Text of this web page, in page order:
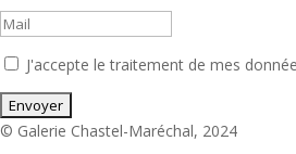
J'accepte le traitement de mes
© Galerie Chastel-Maréchal, 2024